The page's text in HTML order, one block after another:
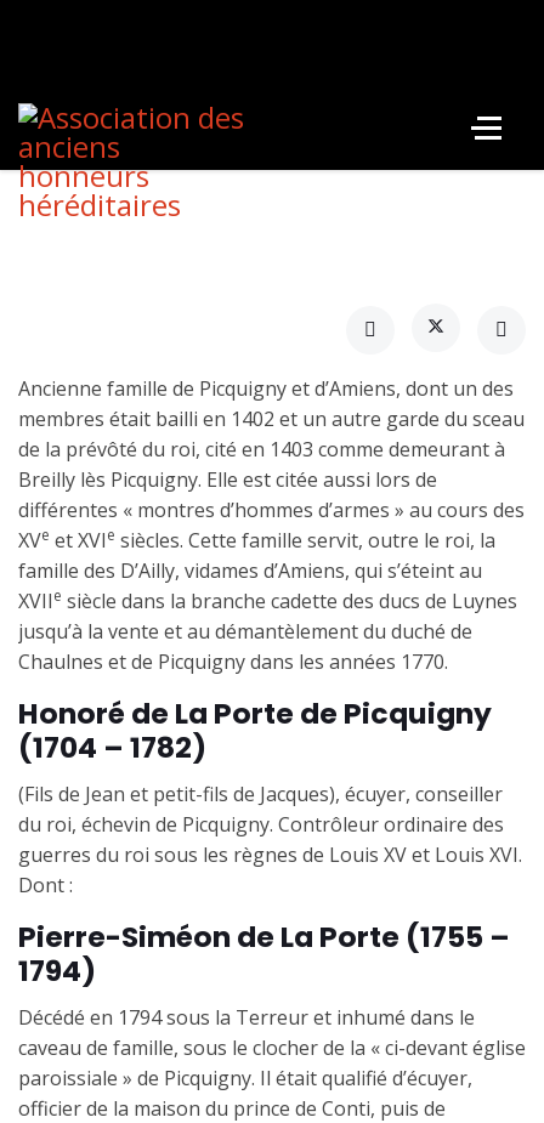
Ancienne famille de Picquigny et d’Amiens, dont un des
membres était bailli en 1402 et un autre garde du sceau
de la prévôté du roi, cité en 1403 comme demeurant à
Breilly lès Picquigny. Elle est citée aussi lors de
différentes « montres d’hommes d’armes » au cours des
XVe et XVIe siècles. Cette famille servit, outre le roi, la
famille des D’Ailly, vidames d’Amiens, qui s’éteint au
XVIIe siècle dans la branche cadette des ducs de Luynes
jusqu’à la vente et au démantèlement du duché de
Chaulnes et de Picquigny dans les années 1770.
Honoré de La Porte de Picquigny
(1704 – 1782)
(Fils de Jean et petit-fils de Jacques), écuyer, conseiller
du roi, échevin de Picquigny. Contrôleur ordinaire des
guerres du roi sous les règnes de Louis XV et Louis XVI.
Dont :
Pierre-Siméon de La Porte (1755 –
1794)
Décédé en 1794 sous la Terreur et inhumé dans le
caveau de famille, sous le clocher de la « ci-devant église
paroissiale » de Picquigny. Il était qualifié d’écuyer,
officier de la maison du prince de Conti, puis de